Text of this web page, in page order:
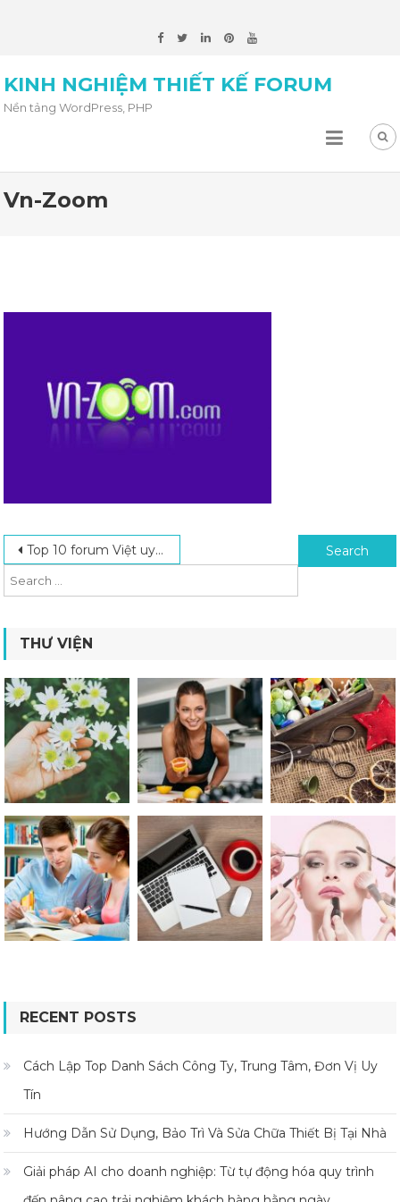
KINH NGHIỆM THIẾT KẾ FORUM
Nền tảng WordPress, PHP
Vn-Zoom
Post navigation
Top 10 forum Việt uy tín nhất hiện nay Search for:
THƯ VIỆN
RECENT POSTS
Cách Lập Top Danh Sách Công Ty, Trung Tâm, Đơn Vị Uy
Tín
Hướng Dẫn Sử Dụng, Bảo Trì Và Sửa Chữa Thiết Bị Tại Nhà
Giải pháp AI cho doanh nghiệp: Từ tự động hóa quy trình